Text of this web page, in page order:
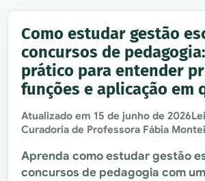
Como estudar gestão
concursos de
prático para entender
funções e aplicação em
Atualizado em15 de junho de 2026
Curadoria de Professora Fábia
Aprenda como estudar gestão
concursos de pedagogia com